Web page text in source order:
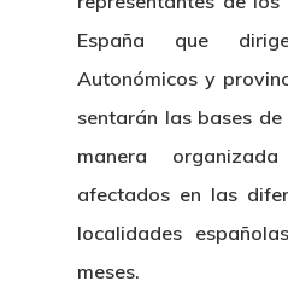
España que
Autonómicos y
sentarán las bases
manera
afectados en las
localidades
meses.